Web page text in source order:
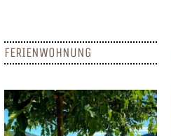
FERIENWOHNUNG